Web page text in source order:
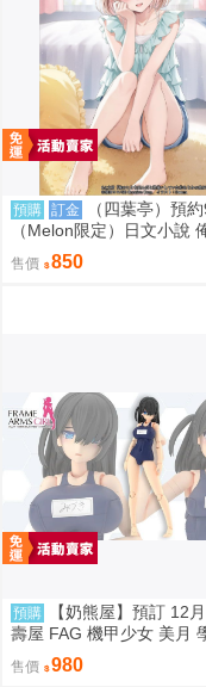
預購 訂金
（四葉亭）預約
（Melon限定）日文小說
とを死んだと勘違いして
なじみの愛が重すぎる (2)
售價 850
預購
【奶熊屋】預訂 12
壽屋 FAG 機甲少女 美月
裝 死庫水 一般版 組裝模型
售價 980